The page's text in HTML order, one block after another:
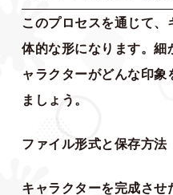
このプロセスを通じて
体的な形になります。細
ャラクターがどんな印
ましょう。
ファイル形式と保存方法
キャラクターを完成さ